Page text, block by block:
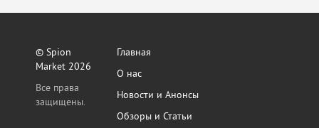
© Spion
Market 2026
Все права
защищены.
Главная
О нас
Новости и Анонсы
Обзоры и Статьи